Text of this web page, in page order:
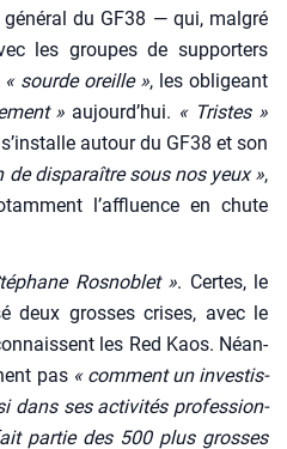
du GF38 — qui, mal­gré
les groupes de sup­por­ters
« sourde oreille », les obli­geant
» aujourd’­hui. « Tristes »
autour du GF38 et son
dis­pa­raître sous nos yeux »,
l’af­fluence en chute
Ros­no­blet ». Certes, le
deux grosses crises, avec le
les Red Kaos. Néan­
pas « com­ment un inves­tis­
dans ses acti­vi­tés pro­fes­sion­
par­tie des 500 plus grosses